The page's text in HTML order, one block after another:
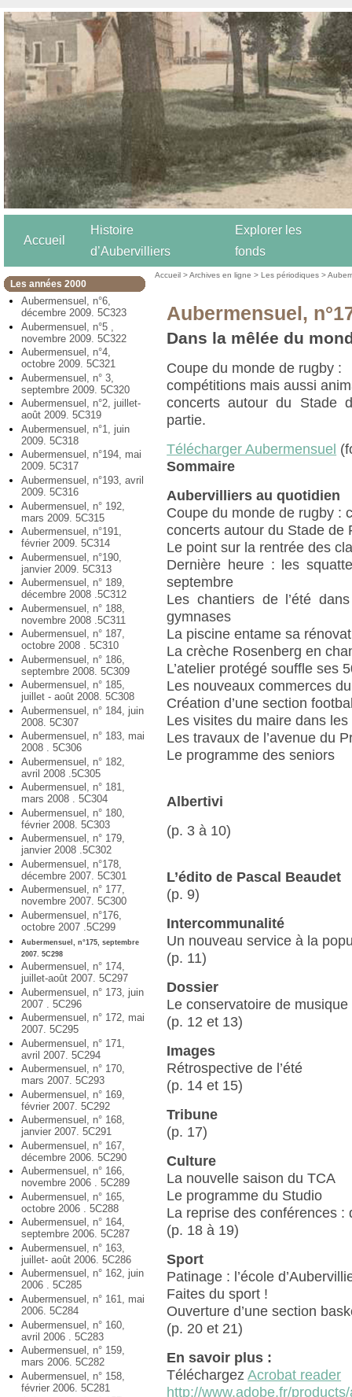
Accueil
Histoire
d’Aubervilliers
Explorer les
fonds
Les années 2000
Aubermensuel, n°6,
décembre 2009. 5C323
Aubermensuel, n°5 ,
novembre 2009. 5C322
Aubermensuel, n°4,
octobre 2009. 5C321
Aubermensuel, n° 3,
septembre 2009. 5C320
Aubermensuel, n°2, juillet-
août 2009. 5C319
Aubermensuel, n°1, juin
2009. 5C318
Aubermensuel, n°194, mai
2009. 5C317
Aubermensuel, n°193, avril
2009. 5C316
Aubermensuel, n° 192,
mars 2009. 5C315
Aubermensuel, n°191,
février 2009. 5C314
Aubermensuel, n°190,
janvier 2009. 5C313
Aubermensuel, n° 189,
décembre 2008 .5C312
Aubermensuel, n° 188,
novembre 2008 .5C311
Aubermensuel, n° 187,
octobre 2008 . 5C310
Aubermensuel, n° 186,
septembre 2008. 5C309
Aubermensuel, n° 185,
juillet - août 2008. 5C308
Aubermensuel, n° 184, juin
2008. 5C307
Aubermensuel, n° 183, mai
2008 . 5C306
Aubermensuel, n° 182,
avril 2008 .5C305
Aubermensuel, n° 181,
mars 2008 . 5C304
Aubermensuel, n° 180,
février 2008. 5C303
Aubermensuel, n° 179,
janvier 2008 .5C302
Aubermensuel, n°178,
décembre 2007. 5C301
Aubermensuel, n° 177,
novembre 2007. 5C300
Aubermensuel, n°176,
octobre 2007 .5C299
Aubermensuel, n°175, septembre
2007. 5C298
Aubermensuel, n° 174,
juillet-août 2007. 5C297
Aubermensuel, n° 173, juin
2007 . 5C296
Aubermensuel, n° 172, mai
2007. 5C295
Aubermensuel, n° 171,
avril 2007. 5C294
Aubermensuel, n° 170,
mars 2007. 5C293
Aubermensuel, n° 169,
février 2007. 5C292
Aubermensuel, n° 168,
janvier 2007. 5C291
Aubermensuel, n° 167,
décembre 2006. 5C290
Aubermensuel, n° 166,
novembre 2006 . 5C289
Aubermensuel, n° 165,
octobre 2006 . 5C288
Aubermensuel, n° 164,
septembre 2006. 5C287
Aubermensuel, n° 163,
juillet- août 2006. 5C286
Aubermensuel, n° 162, juin
2006 . 5C285
Aubermensuel, n° 161, mai
2006. 5C284
Aubermensuel, n° 160,
avril 2006 . 5C283
Aubermensuel, n° 159,
mars 2006. 5C282
Aubermensuel, n° 158,
février 2006. 5C281
Accueil >Archives en ligne >Les périodiques >
Aubermensuel,
Dans la mêlée du
Coupe du monde de rugby :
compétitions mais aussi
concerts autour du Stade
partie.
Télécharger Aubermensuel
Sommaire
Aubervilliers au quotidien
Coupe du monde de rugby :
concerts autour du Stade de
Le point sur la rentrée des
Dernière heure : les
septembre
Les chantiers de l’été
gymnases
La piscine entame sa
La crèche Rosenberg en
L’atelier protégé souffle ses
Les nouveaux commerces
Création d’une section
Les visites du maire dans
Les travaux de l’avenue du
Le programme des seniors
Albertivi
(p. 3 à 10)
L’édito de Pascal Beaudet
(p. 9)
Intercommunalité
Un nouveau service à la
(p. 11)
Dossier
Le conservatoire de
(p. 12 et 13)
Images
Rétrospective de l’été
(p. 14 et 15)
Tribune
(p. 17)
Culture
La nouvelle saison du TCA
Le programme du Studio
La reprise des conférences :
(p. 18 à 19)
Sport
Patinage : l’école
Faites du sport !
Ouverture d’une section
(p. 20 et 21)
En savoir plus :
TéléchargezAcrobat reader
http://www.adobe.fr/